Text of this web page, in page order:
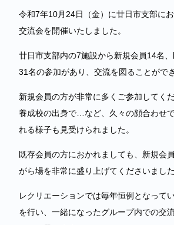
令和7年10月24日（金）に廿日市支部に
交流会を開催いたしました。
廿日市支部内の7施設から新規会員14名
31名の参加があり、交流を図ることがで
新規会員の方が非常に多くご参加してく
養成校の出身で…など、久々の顔合わせ
れる様子も見受けられました。
既存会員の方におかれましても、新規会
がら場を非常に盛り上げてくださいました
レクリエーションでは毎年恒例となって
を行い、一緒になったグループ内での交